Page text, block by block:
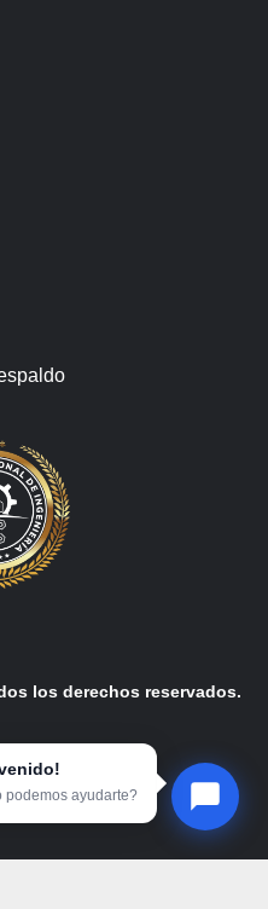
los derechos reservados.
podemos ayudarte?